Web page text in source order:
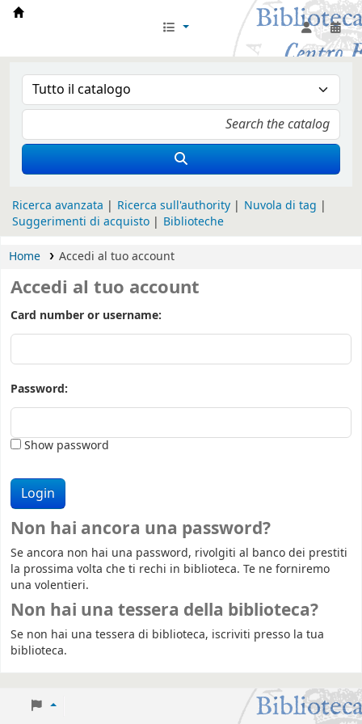
Biblioteca Iglesia Nacional Española en
Ricerca avanzata Ricerca sull'authority
Nuvola di tag
Suggerimenti di acquisto
Biblioteche
Home Accedi al tuo account
Accedi al tuo account
Card number or username:
Password:
Show password
Non hai ancora una password?
Se ancora non hai una password, rivolgiti al banco dei prestiti
la prossima volta che ti rechi in biblioteca. Te ne forniremo
una volentieri.
Non hai una tessera della biblioteca?
Se non hai una tessera di biblioteca, iscriviti presso la tua
biblioteca.